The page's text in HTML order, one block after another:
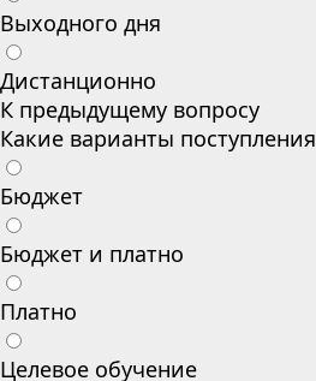
Выходного дня
Дистанционно
К предыдущему вопросу
Какие варианты
Бюджет
Бюджет и платно
Платно
Целевое обучение